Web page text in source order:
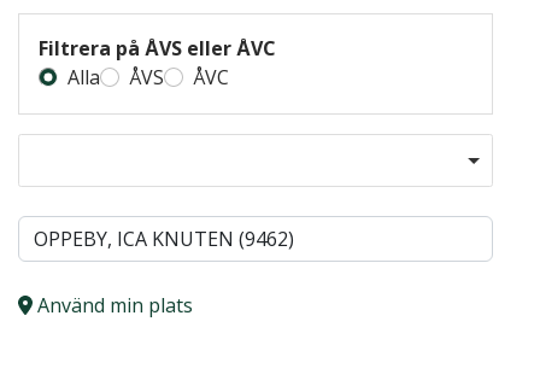
Filtrera på ÅVS eller ÅVC
Alla
ÅVS ÅVC
Använd min plats